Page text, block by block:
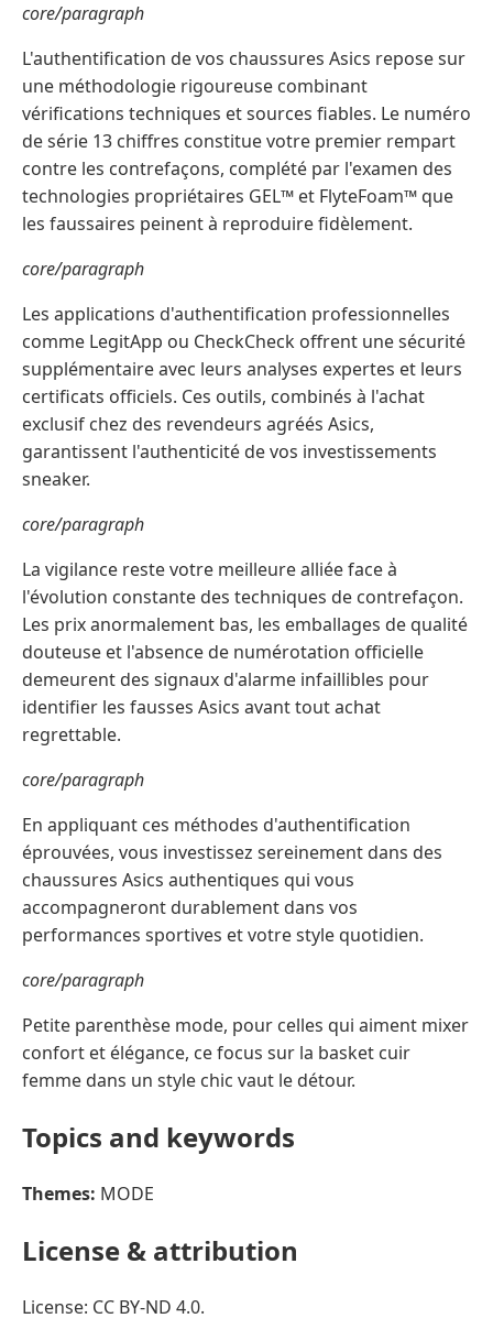
core/paragraph
L'authentification de vos chaussures Asics repose sur
une méthodologie rigoureuse combinant
vérifications techniques et sources fiables. Le numéro
de série 13 chiffres constitue votre premier rempart
contre les contrefaçons, complété par l'examen des
technologies propriétaires GEL™ et FlyteFoam™ que
les faussaires peinent à reproduire fidèlement.
core/paragraph
Les applications d'authentification professionnelles
comme LegitApp ou CheckCheck offrent une sécurité
supplémentaire avec leurs analyses expertes et leurs
certificats officiels. Ces outils, combinés à l'achat
exclusif chez des revendeurs agréés Asics,
garantissent l'authenticité de vos investissements
sneaker.
core/paragraph
La vigilance reste votre meilleure alliée face à
l'évolution constante des techniques de contrefaçon.
Les prix anormalement bas, les emballages de qualité
douteuse et l'absence de numérotation officielle
demeurent des signaux d'alarme infaillibles pour
identifier les fausses Asics avant tout achat
regrettable.
core/paragraph
En appliquant ces méthodes d'authentification
éprouvées, vous investissez sereinement dans des
chaussures Asics authentiques qui vous
accompagneront durablement dans vos
performances sportives et votre style quotidien.
core/paragraph
Petite parenthèse mode, pour celles qui aiment mixer
confort et élégance, ce focus sur la basket cuir
femme dans un style chic vaut le détour.
Topics and keywords
Themes: MODE
License & attribution
License: CC BY-ND 4.0.